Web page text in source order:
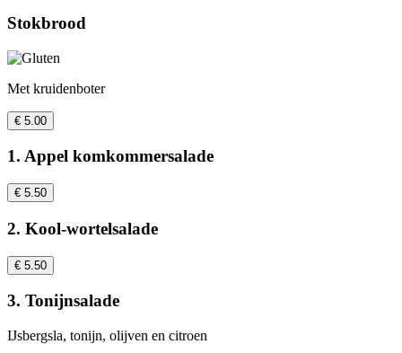
Stokbrood
Met kruidenboter
€ 5.00
1. Appel komkommersalade
€ 5.50
2. Kool-wortelsalade
€ 5.50
3. Tonijnsalade
IJsbergsla, tonijn, olijven en citroen